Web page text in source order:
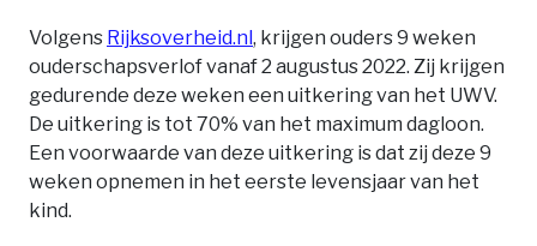
Volgens Rijksoverheid.nl, krijgen ouders 9 weken
ouderschapsverlof vanaf 2 augustus 2022. Zij krijgen
gedurende deze weken een uitkering van het UWV.
De uitkering is tot 70% van het maximum dagloon.
Een voorwaarde van deze uitkering is dat zij deze 9
weken opnemen in het eerste levensjaar van het
kind.